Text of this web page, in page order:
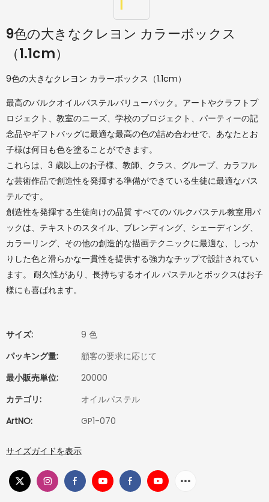
9色の大きなクレヨン カラーボックス
（1.1cm）
9色の大きなクレヨン カラーボックス（1.1cm）
最高のバルクオイルパステルバリューパック。アートやクラフトプ
ロジェクト、教室のニーズ、学校のプロジェクト、パーティーの記
念品やギフトバッグに最適な最高の色の詰め合わせで、あなたとお
子様は何日も色を塗ることができます。
これらは、3 歳以上のお子様、教師、クラス、グループ、カラフル
な芸術作品で創造性を発揮する準備ができている生徒に最適なパス
テルです。
創造性を発揮する生徒向けの品質 すべてのバルクパステル教室用パ
ックは、テキストのスタイル、ブレンディング、シェーディング、
カラーリング、その他の創造的な描画テクニックに最適な、しっか
りした色と滑らかな一貫性を提供する強力なチップで設計されてい
ます。 耐久性があり、長持ちするオイル パステルとボックスはお子
様にも喜ばれます。
サイズ:
9 色
パッキング量:
顧客の要求に応じて
最小販売単位:
20000
カテゴリ:
オイルパステル
ArtNO:
GP1-070
サイズガイドを表示